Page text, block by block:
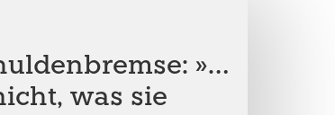
»…
was sie